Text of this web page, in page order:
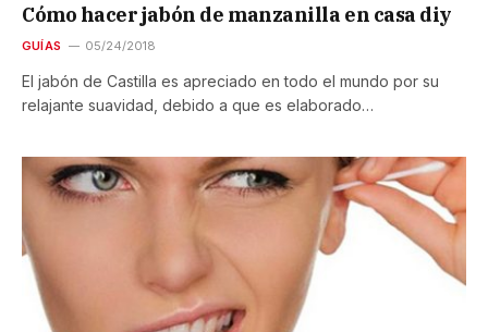
Cómo hacer jabón de manzanilla en casa diy
GUÍAS 05/24/2018
El jabón de Castilla es apreciado en todo el mundo por su
relajante suavidad, debido a que es elaborado…